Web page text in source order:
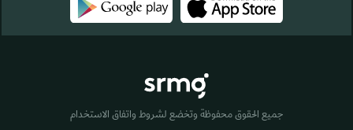
جميع الحقوق محفوظة وتخضع لشروط واتفاق الاستخدام